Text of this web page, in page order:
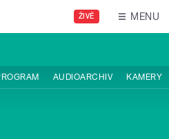
ŽIVĚ MENU
AUDIOARCHIV KAMERY